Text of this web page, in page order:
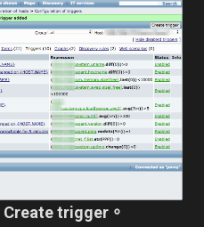
Create trigger。